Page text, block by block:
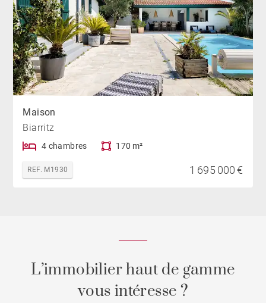
Maison
Biarritz
4 chambres 170 m²
REF. M1930 1 695 000 €
L’immobilier haut de gamme
vous intéresse ?